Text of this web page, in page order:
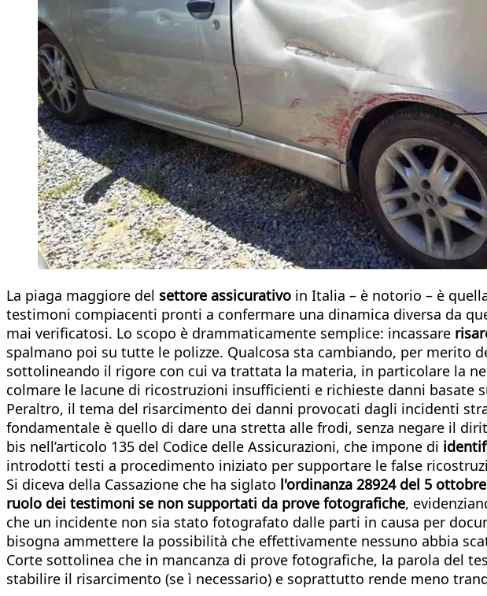
La piaga maggiore del settore assicurativo in Italia – è notorio – è
testimoni compiacenti pronti a confermare una dinamica diversa da
mai verificatosi. Lo scopo è drammaticamente semplice: incassare
spalmano poi su tutte le polizze. Qualcosa sta cambiando, per merito
sottolineando il rigore con cui va trattata la materia, in particolare la
colmare le lacune di ricostruzioni insufficienti e richieste danni basate
Peraltro, il tema del risarcimento dei danni provocati dagli incidenti
fondamentale è quello di dare una stretta alle frodi, senza negare il
bis nell’articolo 135 del Codice delle Assicurazioni, che impone di
introdotti testi a procedimento iniziato per supportare le false
Si diceva della Cassazione che ha siglato l'ordinanza 28924 del 5
ruolo dei testimoni se non supportati da prove fotografiche,
che un incidente non sia stato fotografato dalle parti in causa per
bisogna ammettere la possibilità che effettivamente nessuno abbia
Corte sottolinea che in mancanza di prove fotografiche, la parola del
stabilire il risarcimento (se ì necessario) e soprattutto rende meno